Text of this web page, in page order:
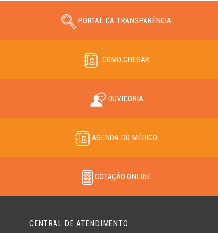
PORTAL DA TRANSPARÊNCIA
COMO CHEGAR
OUVIDORIA
AGENDA DO MÉDICO
COTAÇÃO ONLINE
CENTRAL DE ATENDIMENTO